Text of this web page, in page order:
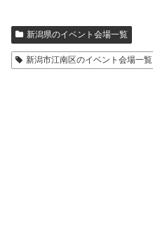
新潟県のイベント会場一覧
新潟市江南区のイベント会場一覧